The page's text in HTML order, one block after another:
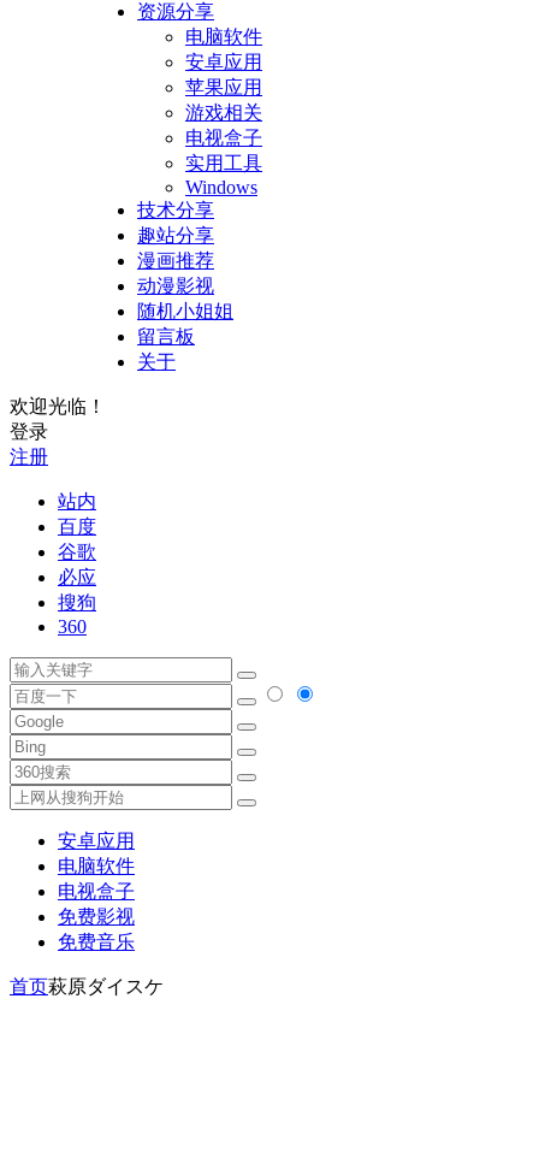
资源分享
电脑软件
安卓应用
苹果应用
游戏相关
电视盒子
实用工具
Windows
技术分享
趣站分享
漫画推荐
动漫影视
随机小姐姐
留言板
关于
欢迎光临！
登录
注册
站内
百度
谷歌
必应
搜狗
360
安卓应用
电脑软件
电视盒子
免费影视
免费音乐
首页萩原ダイスケ